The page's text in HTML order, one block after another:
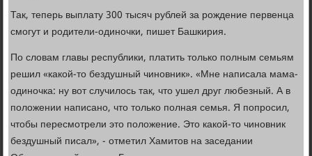
Так, теперь выплату 300 тысяч рублей за рождение первенца
смогут и родители-одиночки, пишет Башкирия.
По словам главы республики, платить только полным семьям
решил «какой-то бездушный чиновник». «Мне написала мама-
одиночка: ну вот случилось так, что ушел друг любезный. А в
положении написано, что только полная семья. Я попросил,
чтобы пересмотрели это положение. Это какой-то чиновник
бездушный писал», - отметил Хамитов на заседании